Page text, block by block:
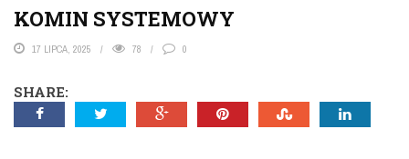
KOMIN SYSTEMOWY
17 LIPCA, 2025 78 0
SHARE: